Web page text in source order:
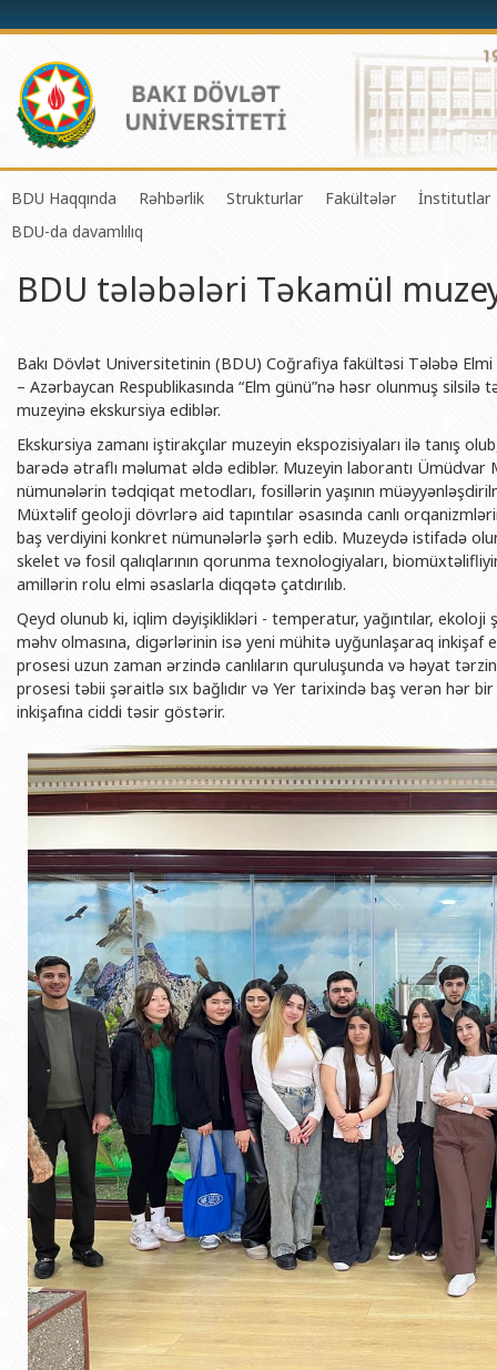
BDU Haqqında
BDU-nun tarixi
BDU-nun Missiya və Strateji inkişaf planı
Akkreditasiya haqqında Sertifikat
BDU-nun üzv olduğu beynəlxalq təşkilatlar
BDU-nun qrant layihələri
Rektorlarımız
BDU-nun məzunları
Fəxri doktorlarımız
BDU-da təhsil
BDU-da tədris olunan ixtisaslar
Universitet tarixinin ən mühüm hadisələri
Rəhbərlik
Prorektorlar
Dekanlar
Həmkarlar İttifaqı Komitəsi
Tədris Metodiki Şura
Strukturlar
Elmi fəaliyyətin təşkili və
Beynəlxalq əlaqələr şöbəsi
Xarici tələbələrlə iş şöbəsi
İctimaiyyətlə əlaqələr və
Humanitar məsələlər və gənclər
İnsan resursları və hüquq şöbəsi
Sənədlər və Müraciətlərlə iş
Maliyyə və təminat Departamenti
Keyfiyyətin təminatı, monitorinq
Psixoloji Yardım Sektoru
Mədəniyyət-yaradıcılıq Mərkəzi
BDU-nun Nəşr Evi
Fakültələr
Tətbiqi riyaziyyat
Kimya fakültəsi
Biologiya fakültəsi
Ekologiya və
Coğrafiya fakültəsi
Geologiya fakültəsi
Filologiya fakültəsi
Beynəlxalq
Hüquq fakültəsi
Jurnalistika fakültəsi
Şərqşünasliq
Sosial elmlər və
İnstitutlar
və
Publik
BDU-da davamlılıq
BDU tələbələri Təkamül
Bakı Dövlət Universitetinin (BDU) Coğrafiya fakültəsi Tələbə Elmi
– Azərbaycan Respublikasında “Elm günü”nə həsr olunmuş
muzeyinə ekskursiya ediblər.
Ekskursiya zamanı iştirakçılar muzeyin ekspozisiyaları ilə tanış
barədə ətraflı məlumat əldə ediblər. Muzeyin laborantı
nümunələrin tədqiqat metodları, fosillərin yaşının
Müxtəlif geoloji dövrlərə aid tapıntılar əsasında canlı
baş verdiyini konkret nümunələrlə şərh edib. Muzeydə istifadə
skelet və fosil qalıqlarının qorunma texnologiyaları,
amillərin rolu elmi əsaslarla diqqətə çatdırılıb.
Qeyd olunub ki, iqlim dəyişiklikləri - temperatur, yağıntılar,
məhv olmasına, digərlərinin isə yeni mühitə uyğunlaşaraq inkişaf
prosesi uzun zaman ərzində canlıların quruluşunda və həyat
prosesi təbii şəraitlə sıx bağlıdır və Yer tarixində baş verən hər
inkişafına ciddi təsir göstərir.